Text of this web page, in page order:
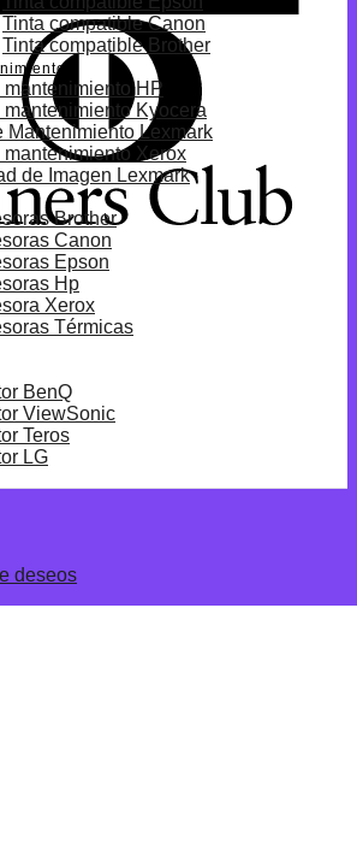
Tinta compatible Canon
Tinta compatible Brother
mantenimiento HP
mantenimiento Kyocera
Mantenimiento Lexmark
mantenimiento Xerox
de Imagen Lexmark
Brother
Canon
Epson
Hp
Xerox
Térmicas
BenQ
ViewSonic
Teros
LG
deseos